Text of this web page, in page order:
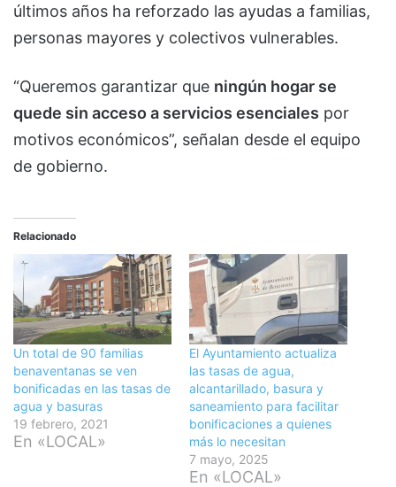
últimos años ha reforzado las ayudas a familias,
personas mayores y colectivos vulnerables.
“Queremos garantizar que ningún hogar se
quede sin acceso a servicios esenciales por
motivos económicos”, señalan desde el equipo
de gobierno.
Relacionado
Un total de 90 familias
benaventanas se ven
bonificadas en las tasas de
agua y basuras
19 febrero, 2021
En «LOCAL»
El Ayuntamiento actualiza
las tasas de agua,
alcantarillado, basura y
saneamiento para facilitar
bonificaciones a quienes
más lo necesitan
7 mayo, 2025
En «LOCAL»